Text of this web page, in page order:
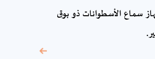
سماع الأسطوانات ذو بوق